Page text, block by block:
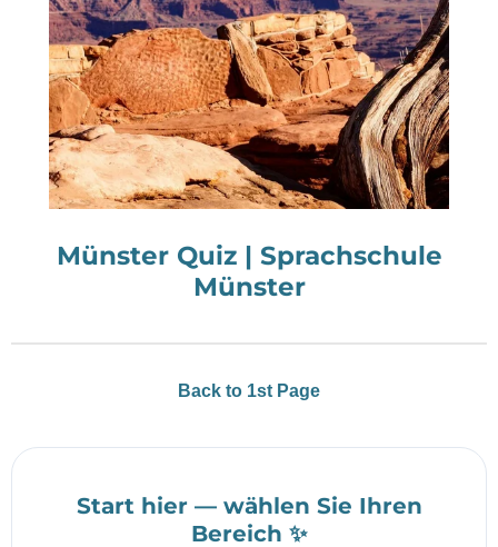
Münster Quiz | Sprachschule
Münster
Back to 1st Page
Start hier — wählen Sie Ihren
Bereich ✨